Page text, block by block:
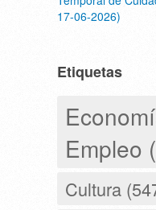
17-06-2026)
Etiquetas
Empleo
Cultura